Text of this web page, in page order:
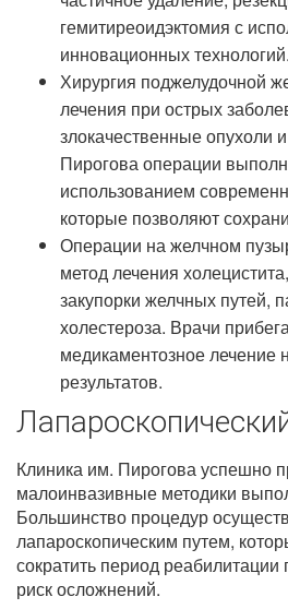
гемитиреоидэктомия с
инновационных технологий.
Хирургия поджелудочной
лечения при острых
злокачественные опухоли
Пирогова операции
использованием
которые позволяют
Операции на желчном
метод лечения
закупорки желчных путей,
холестероза. Врачи
медикаментозное лечение
результатов.
Клиника им. Пирогова успешно
малоинвазивные методики
Большинство процедур
лапароскопическим путем,
сократить период реабилитации
риск осложнений.